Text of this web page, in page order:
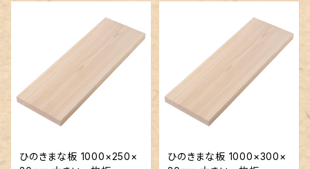
ひのきまな板 1000×250×
ひのきまな板 1000×300×